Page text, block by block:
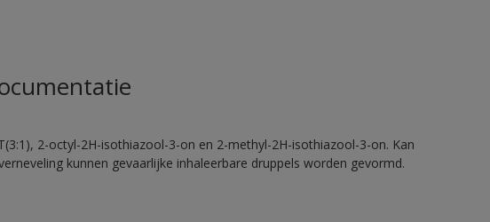
2-octyl-2H-isothiazool-3-on en 2-methyl-2H-isothiazool-3-on. Kan
kunnen gevaarlijke inhaleerbare druppels worden gevormd.